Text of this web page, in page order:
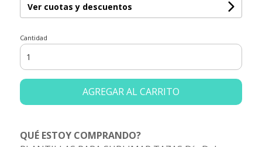
Ver cuotas y descuentos
Cantidad
AGREGAR AL CARRITO
QUÉ ESTOY COMPRANDO?